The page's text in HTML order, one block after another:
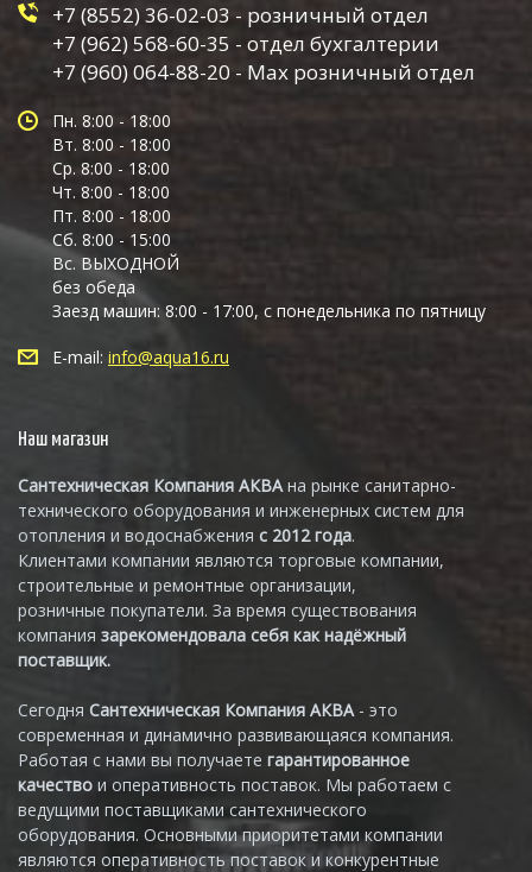
+7 (8552) 36-02-03 - розничный отдел
+7 (962) 568-60-35 - отдел бухгалтерии
+7 (960) 064-88-20 - Max розничный отдел
Пн. 8:00 - 18:00
Вт. 8:00 - 18:00
Ср. 8:00 - 18:00
Чт. 8:00 - 18:00
Пт. 8:00 - 18:00
Сб. 8:00 - 15:00
Вс. ВЫХОДНОЙ
без обеда
Заезд машин: 8:00 - 17:00, с понедельника по пятницу
E-mail: info@aqua16.ru
Наш магазин
Сантехническая Компания АКВАна рынке санитарно-
технического оборудования и инженерных систем для
отопления и водоснабжения с 2012 года.
Клиентами компании являются торговые компании,
строительные и ремонтные организации,
розничные покупатели. За время существования
компания зарекомендовала себя как надёжный
поставщик.
Сегодня Сантехническая Компания АКВА - это
современная и динамично развивающаяся компания.
Работая с нами вы получаете гарантированное
качество и оперативность поставок. Мы работаем с
ведущими поставщиками сантехнического
оборудования. Основными приоритетами компании
являются оперативность поставок и конкурентные